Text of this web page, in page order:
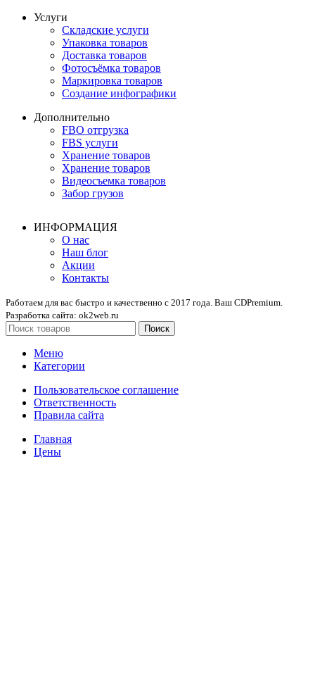
Услуги
Складские услуги
Упаковка товаров
Доставка товаров
Фотосъёмка товаров
Маркировка товаров
Создание инфографики
Дополнительно
FBO отгрузка
FBS услуги
Хранение товаров
Хранение товаров
Видеосъемка товаров
Забор грузов
ИНФОРМАЦИЯ
О нас
Наш блог
Акции
Контакты
Работаем для вас быстро и качественно с 2017 года. Ваш CDPremium.
Разработка сайта: ok2web.ru
Поиск
Меню
Категории
Пользовательское соглашение
Ответственность
Правила сайта
Главная
Цены